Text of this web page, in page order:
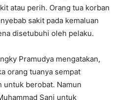
atau perih. Orang tua korban
sakit pada kemaluan
disetubuhi oleh pelaku.
Pramudya mengatakan,
orang tuanya sempat
untuk berobat. Namun
Sani untuk